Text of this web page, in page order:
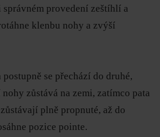
správném provedení zeštíhlí a
klenbu nohy a zvýší
se přechází do druhé,
zůstává na zemi, zatímco pata
plně propnuté, až do
pozice pointe.